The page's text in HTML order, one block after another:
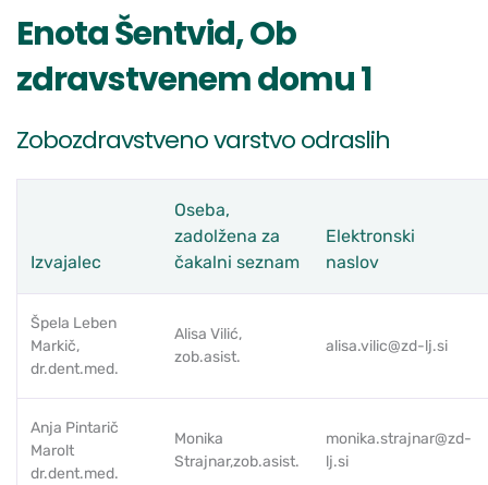
Enota Šentvid, Ob
zdravstvenem domu 1
Zobozdravstveno varstvo odraslih
Izvajalec
Oseba,
zadolžena za
čakalni seznam
Elektronski
naslov
Špela Leben
Markič,
dr.dent.med.
Alisa Vilić,
zob.asist.
alisa.vilic@zd-lj.si
Anja Pintarič
Marolt
dr.dent.med.
Monika
Strajnar,zob.asist.
monika.strajnar@zd-
lj.si